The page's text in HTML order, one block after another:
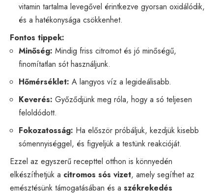
vitamin tartalma levegővel érintkezve gyorsan oxidálódik,
és a hatékonysága csökkenhet.
Fontos tippek:
Minőség: Mindig friss citromot és jó minőségű,
finomítatlan sót használjunk.
Hőmérséklet: A langyos víz a legideálisabb.
Keverés: Győződjünk meg róla, hogy a só teljesen
feloldódott.
Fokozatosság: Ha először próbáljuk, kezdjük kisebb
sómennyiséggel, és figyeljük a testünk reakcióját.
Ezzel az egyszerű recepttel otthon is könnyedén
elkészíthetjük a citromos sós vizet, amely segíthet az
emésztésünk támogatásában és a székrekedés